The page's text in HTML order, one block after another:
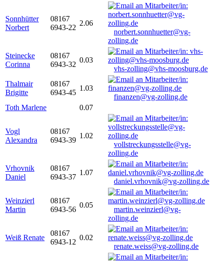
Sonnhütter
Norbert
08167
6943-22
2.06
norbert.sonnhuetter@vg-
zolling.de
Steinecke
Corinna
08167
6943-32
0.03
vhs-zolling@vhs-moosburg.de
Thalmair
Brigitte
08167
6943-45
1.03
finanzen@vg-zolling.de
Toth Marlene
0.07
Vogl
Alexandra
08167
6943-39
1.02
vollstreckungsstelle@vg-
zolling.de
Vrhovnik
Daniel
08167
6943-37
1.07
daniel.vrhovnik@vg-zolling.de
Weinzierl
Martin
08167
6943-56
0.05
martin.weinzierl@vg-
zolling.de
Weiß Renate
08167
6943-12
0.02
renate.weiss@vg-zolling.de